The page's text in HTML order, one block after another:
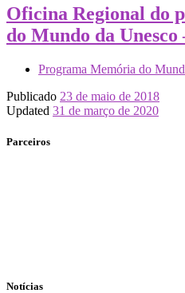
Oficina Regional do
do Mundo da
Programa Memória do
Publicado 23 de maio de 2018
Updated 31 de março de 2020
Parceiros
Notícias